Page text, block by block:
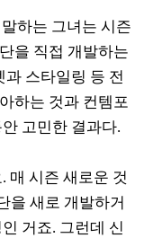
하는 그녀는 시즌
을 직접 개발하는
스타일링 등 전
하는 것과 컨템포
고민한 결과다.
매 시즌 새로운 것
을 새로 개발하거
거죠. 그런데 신